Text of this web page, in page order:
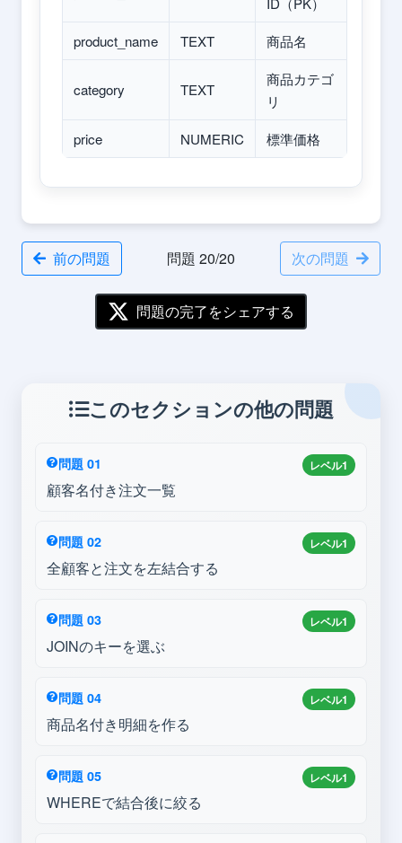
product_name
TEXT 商品名
category TEXT
商品カテゴ
リ
price
NUMERIC 標準価格
前の問題 問題 20/20 次の問題
問題の完了をシェアする
このセクションの他の問題
レベル1
問題 01
顧客名付き注文一覧
レベル1
問題 02
全顧客と注文を左結合する
レベル1
問題 03
JOINのキーを選ぶ
レベル1
問題 04
商品名付き明細を作る
レベル1
問題 05
WHEREで結合後に絞る